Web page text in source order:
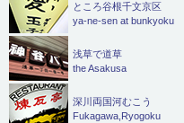
ところ谷根千文京区
ya-ne-sen at bunkyoku
浅草で道草
the Asakusa
深川両国河むこう
Fukagawa,Ryogoku